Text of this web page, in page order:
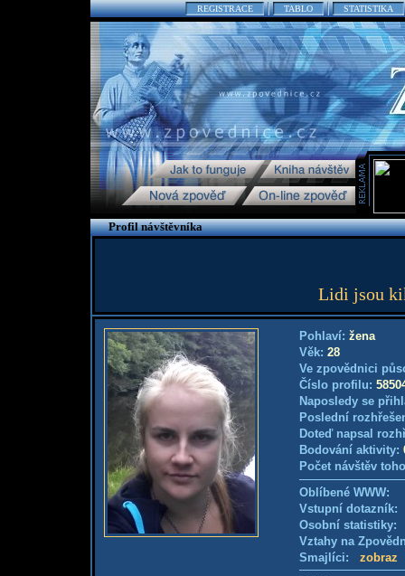
REGISTRACE TABLO STATISTIKA
Profil návštěvníka
Lidi jsou
Pohlaví: žena
Věk: 28
Ve zpovědnici
Číslo profilu:
Naposledy se
Poslední
Doteď napsal
Bodování aktivity:
Počet návštěv
Oblíbené WWW:
Vstupní
Osobní
Vztahy na
Smajlíci: zobraz